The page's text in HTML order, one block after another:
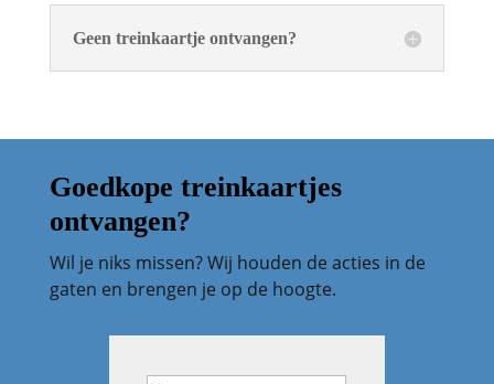
Geen treinkaartje ontvangen?
Goedkope treinkaartjes
ontvangen?
Wil je niks missen? Wij houden de acties in de
gaten en brengen je op de hoogte.